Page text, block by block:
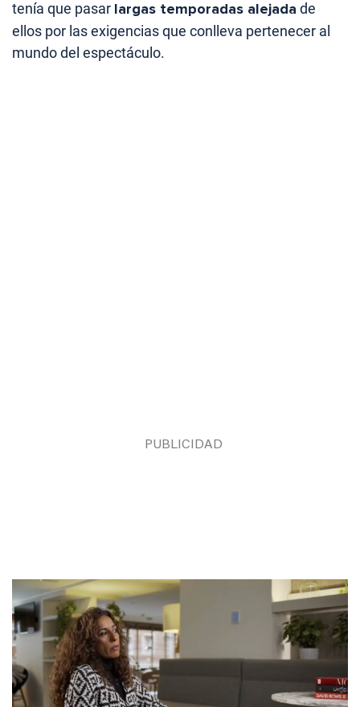
tenía que pasar largas temporadas alejada de
ellos por las exigencias que conlleva pertenecer al
mundo del espectáculo.